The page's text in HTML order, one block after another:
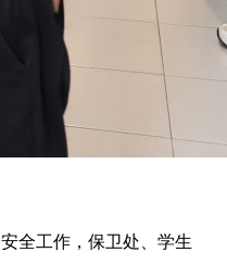
全工作，保卫处、学生